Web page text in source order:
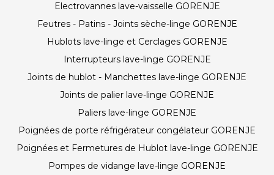
Electrovannes lave-vaisselle GORENJE
Feutres - Patins - Joints sèche-linge GORENJE
Hublots lave-linge et Cerclages GORENJE
Interrupteurs lave-linge GORENJE
Joints de hublot - Manchettes lave-linge GORENJE
Joints de palier lave-linge GORENJE
Paliers lave-linge GORENJE
Poignées de porte réfrigérateur congélateur GORENJE
Poignées et Fermetures de Hublot lave-linge GORENJE
Pompes de vidange lave-linge GORENJE